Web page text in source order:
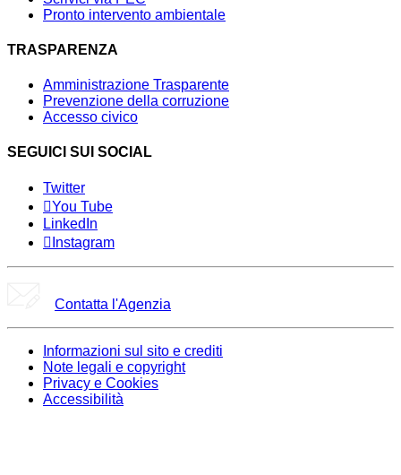
Pronto intervento ambientale
TRASPARENZA
Amministrazione Trasparente
Prevenzione della corruzione
Accesso civico
SEGUICI SUI SOCIAL
Twitter
You Tube
LinkedIn
Instagram
Contatta l'Agenzia
Informazioni sul sito e crediti
Note legali e copyright
Privacy e Cookies
Accessibilità